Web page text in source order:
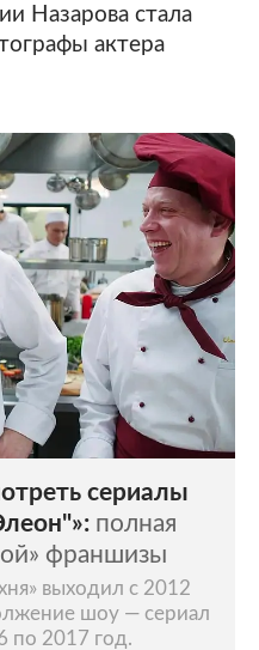
Назарова стала
актера
сериалы
полная
франшизы
выходил с 2012
шоу — сериал
по 2017 год.